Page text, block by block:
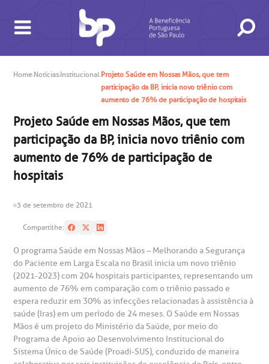
BUSCA
CONSULTAS E EXAMES
de consultas e exames
ATENDIMENTO 24H
SAC
CONHEÇA AS UNIDADES
Hospital BP
INSTITUCIONAL
e Pesquisa
NOSSOS SERVIÇOS
INFORMAÇÕES ÚTEIS
ESPECIALIDADES
de Oncologia e Hematologia
HomeNotíciasInstitucionalProjeto Saúde em Nossas Mãos, que tem
participação da BP, inicia novo triênio com
aumento de 76% de participação de hospitais
Projeto Saúde em Nossas Mãos, que tem
participação da BP, inicia novo triênio com
aumento de 76% de participação de
hospitais
3 de setembro de 2021
Compartilhe:
O programa Saúde em Nossas Mãos – Melhorando a Segurança
do Paciente em Larga Escala no Brasil inicia um novo triênio
(2021-2023) com 204 hospitais participantes, representando um
aumento de 76% em comparação com o triênio passado e
espera reduzir em 30% as infecções relacionadas à assistência à
saúde (Iras) em um período de 24 meses. O Saúde em Nossas
Mãos é um projeto do Ministério da Saúde, por meio do
Programa de Apoio ao Desenvolvimento Institucional do
Sistema Único de Saúde (Proadi-SUS), conduzido de maneira